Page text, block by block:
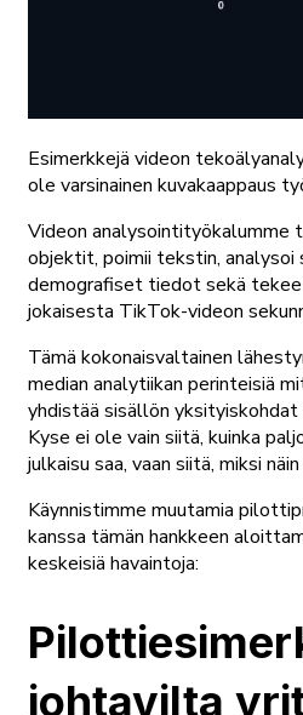
Esimerkkejä videon
ole varsinainen kuvakaappaus
Videon analysointityökalumme
objektit, poimii tekstin, analysoi
demografiset tiedot sekä tekee
jokaisesta TikTok-videon
Tämä kokonaisvaltainen
median analytiikan perinteisiä
yhdistää sisällön
Kyse ei ole vain siitä, kuinka
julkaisu saa, vaan siitä, miksi
Käynnistimme muutamia
kanssa tämän hankkeen
keskeisiä havaintoja:
johtavilta